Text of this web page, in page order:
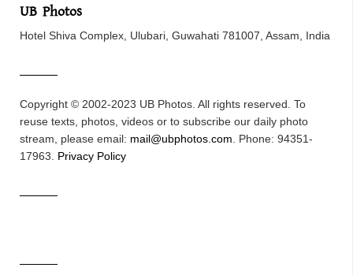
UB Photos
Hotel Shiva Complex, Ulubari, Guwahati 781007, Assam, India
Copyright © 2002-2023 UB Photos. All rights reserved. To
reuse texts, photos, videos or to subscribe our daily photo
stream, please email: mail@ubphotos.com . Phone: 94351-
17963. Privacy Policy